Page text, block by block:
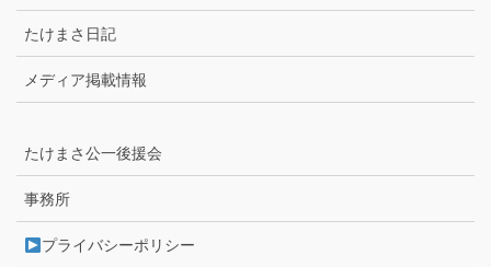
たけまさ日記
メディア掲載情報
たけまさ公一後援会
事務所
プライバシーポリシー